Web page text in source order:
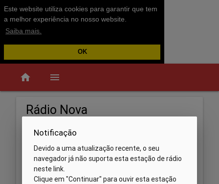
Este website utiliza cookies para garantir que tem
a melhor experiência no nosso website.
Saiba mais.
OK
home menu
Rádio Nova
Notificação
Devido a uma atualização recente, o seu
navegador já não suporta esta estação de rádio
neste link.
Clique em "Continuar" para ouvir esta estação